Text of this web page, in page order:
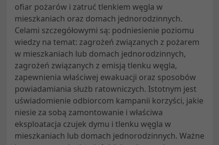
ofiar pożarów i zatruć tlenkiem węgla w
mieszkaniach oraz domach jednorodzinnych.
Celami szczegółowymi są: podniesienie poziomu
wiedzy na temat: zagrożeń związanych z pożarem
w mieszkaniach lub domach jednorodzinnych,
zagrożeń związanych z emisją tlenku węgla,
zapewnienia właściwej ewakuacji oraz sposobów
powiadamiania służb ratowniczych. Istotnym jest
uświadomienie odbiorcom kampanii korzyści, jakie
niesie za sobą zamontowanie i właściwa
eksploatacja czujek dymu i tlenku węgla w
mieszkaniach lub domach jednorodzinnych. Ważne